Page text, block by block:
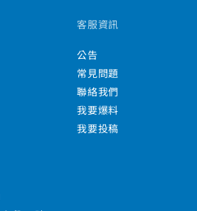
客服資訊
公告
常見問題
聯絡我們
我要爆料
我要投稿